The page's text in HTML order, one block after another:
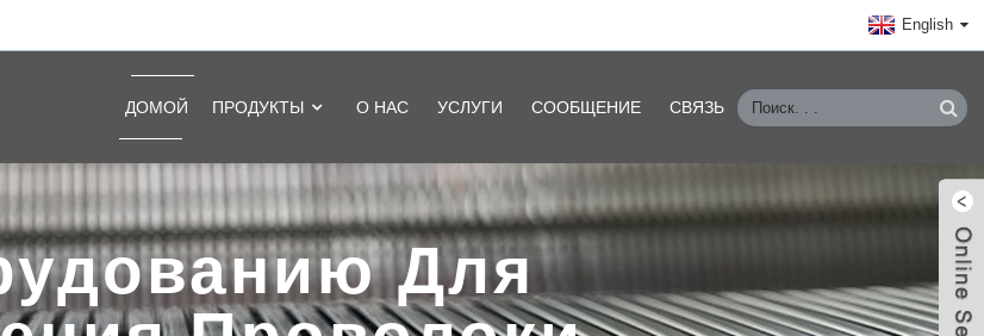
English
ДОМОЙ ПРОДУКТЫ О НАС УСЛУГИ СООБЩЕНИЕ СВЯЗЬ
Для